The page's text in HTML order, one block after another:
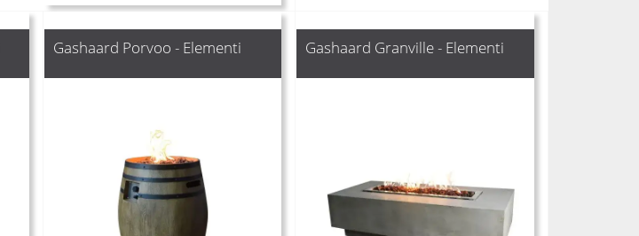
Gashaard Porvoo - Elementi Gashaard Granville - Elementi